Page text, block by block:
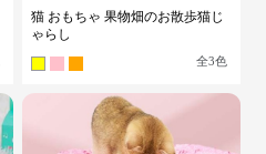
猫 おもちゃ 果物畑のお散歩猫じ
ゃらし
全3色